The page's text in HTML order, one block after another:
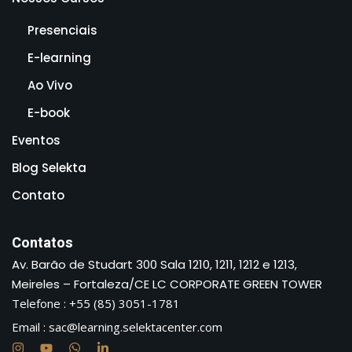
Presenciais
E-learning
Ao Vivo
E-book
Eventos
Blog Selekta
Contato
Contatos
Av. Barão de Studart 300 Sala 1210, 1211, 1212 e 1213,
Meireles – Fortaleza/CE LC CORPORATE GREEN TOWER
Telefone : +55 (85) 3051-1781
Email : sac@learning.selektacenter.com